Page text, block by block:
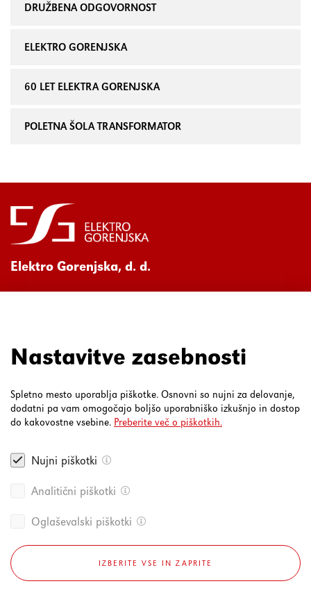
DRUŽBENA ODGOVORNOST
ELEKTRO GORENJSKA
60 LET ELEKTRA GORENJSKA
POLETNA ŠOLA TRANSFORMATOR
Elektro Gorenjska, d. d.
Nastavitve zasebnosti
Spletno mesto uporablja piškotke. Osnovni so nujni za delovanje,
dodatni pa vam omogočajo boljšo uporabniško izkušnjo in dostop
do kakovostne vsebine. Preberite več o piškotkih.
Nujni piškotki
Analitični piškotki
Oglaševalski piškotki
IZBERITE VSE IN ZAPRITE